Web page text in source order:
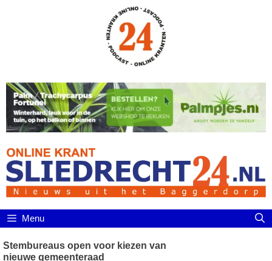
Menu
Stembureaus open voor kiezen van
nieuwe gemeenteraad